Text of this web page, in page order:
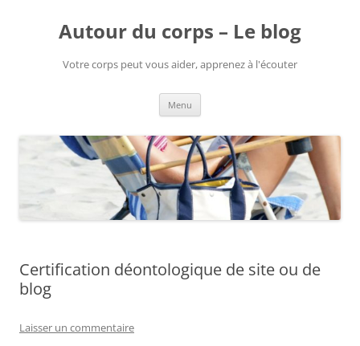
contenuAutour du corps – Le blog
Votre corps peut vous aider, apprenez à l'écouter
Menu
Certification déontologique de site ou de
blog
Laisser un commentaire